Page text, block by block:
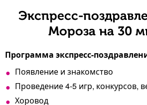
Экспресс-
Мороза на 30
Программа экспресс-
Появление и знакомство
Проведение 4-5 игр, конкурсов,
Хоровод